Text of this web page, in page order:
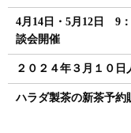
4月14日・5月12日 9
談会開催
２０２４年３月１０日
ハラダ製茶の新茶予約